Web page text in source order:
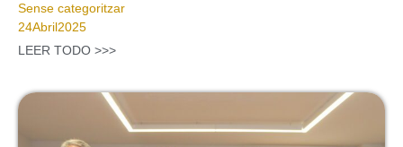
Sense categoritzar
24Abril2025
LEER TODO >>>